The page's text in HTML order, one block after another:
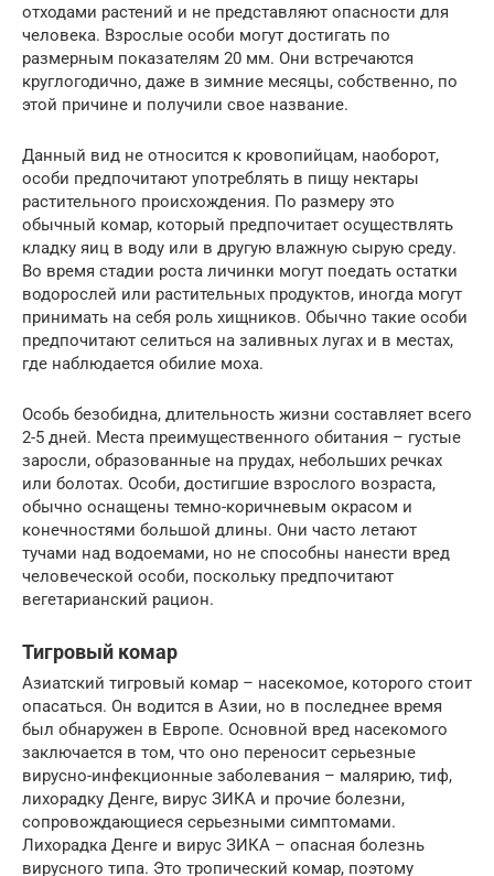
отходами растений и не представляют опасности для
человека. Взрослые особи могут достигать по
размерным показателям 20 мм. Они встречаются
круглогодично, даже в зимние месяцы, собственно, по
этой причине и получили свое название.
Данный вид не относится к кровопийцам, наоборот,
особи предпочитают употреблять в пищу нектары
растительного происхождения. По размеру это
обычный комар, который предпочитает осуществлять
кладку яиц в воду или в другую влажную сырую среду.
Во время стадии роста личинки могут поедать остатки
водорослей или растительных продуктов, иногда могут
принимать на себя роль хищников. Обычно такие особи
предпочитают селиться на заливных лугах и в местах,
где наблюдается обилие моха.
Особь безобидна, длительность жизни составляет всего
2-5 дней. Места преимущественного обитания – густые
заросли, образованные на прудах, небольших речках
или болотах. Особи, достигшие взрослого возраста,
обычно оснащены темно-коричневым окрасом и
конечностями большой длины. Они часто летают
тучами над водоемами, но не способны нанести вред
человеческой особи, поскольку предпочитают
вегетарианский рацион.
Тигровый комар
Азиатский тигровый комар – насекомое, которого стоит
опасаться. Он водится в Азии, но в последнее время
был обнаружен в Европе. Основной вред насекомого
заключается в том, что оно переносит серьезные
вирусно-инфекционные заболевания – малярию, тиф,
лихорадку Денге, вирус ЗИКА и прочие болезни,
сопровождающиеся серьезными симптомами.
Лихорадка Денге и вирус ЗИКА – опасная болезнь
вирусного типа. Это тропический комар, поэтому